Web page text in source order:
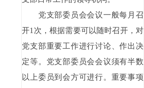
党支部委员会会议一般每月召
开1次，根据需要可以随时召开，对
党支部重要工作进行讨论、作出决
定等。党支部委员会会议须有半数
以上委员到会方可进行。重要事项